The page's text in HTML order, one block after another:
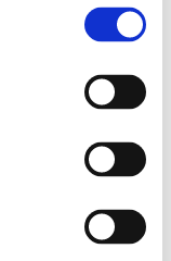
je pre
v piatok
ktoré